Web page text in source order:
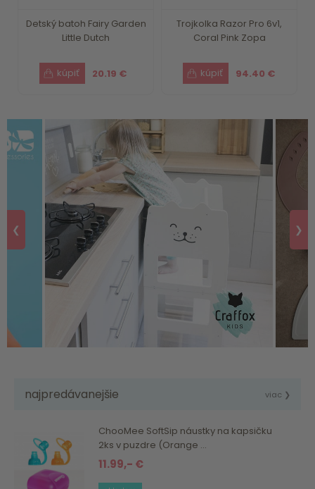
Detský batoh Fairy Garden
Little Dutch
20.19 €
Trojkolka Razor Pro 6v1,
Coral Pink Zopa
94.40 €
❮ ❯
najpredávanejšie viac ❯
ChooMee SoftSip náustky na kapsičku
2ks v puzdre (Orange ...
11.99,- €